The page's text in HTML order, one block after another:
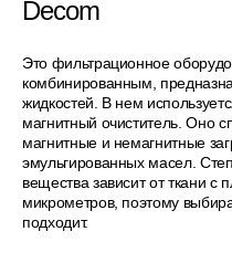
Decom
Это фильтрационное
комбинированным,
жидкостей. В нем
магнитный очиститель. Оно
магнитные и немагнитные
эмульгированных масел.
вещества зависит от ткани с
микрометров, поэтому
подходит.